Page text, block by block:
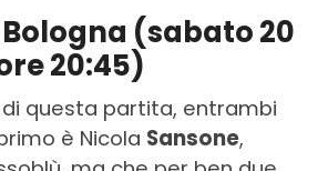
(sabato 20
20:45)
di questa partita, entrambi
è Nicola Sansone,